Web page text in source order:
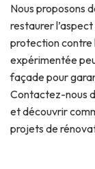
Nous proposons
restaurer
protection contre
expérimentée
façade pour
Contactez-nous
et découvrir
projets de